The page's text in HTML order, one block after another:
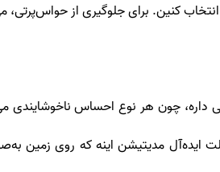
کنین. برای جلوگیری از حواس‌پرتی،
داره، چون هر نوع احساس ناخوشایندی
مدیتیشن اینه که روی زمین